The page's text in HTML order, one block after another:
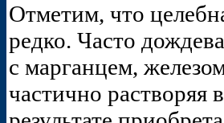
Отметим, что
редко. Часто
с марганцем,
частично растворяя